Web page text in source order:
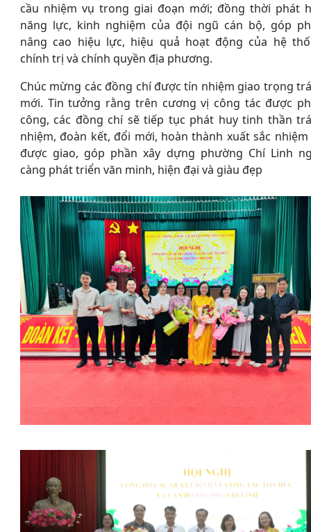
cầu nhiệm vụ trong giai đoạn mới; đồng thời phát
năng lực, kinh nghiệm của đội ngũ cán bộ, góp
nâng cao hiệu lực, hiệu quả hoạt động của hệ
chính trị và chính quyền địa phương.
Chúc mừng các đồng chí được tín nhiệm giao trọng
mới. Tin tưởng rằng trên cương vị công tác được
công, các đồng chí sẽ tiếp tục phát huy tinh thần
nhiệm, đoàn kết, đổi mới, hoàn thành xuất sắc nhiệm
được giao, góp phần xây dựng phường Chí Linh
càng phát triển văn minh, hiện đại và giàu đẹp